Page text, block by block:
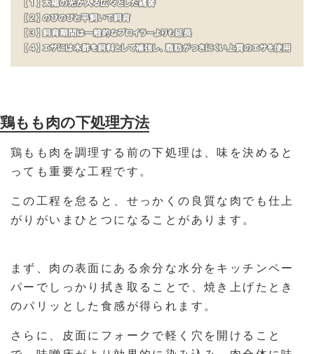
鶏もも肉の下処理方法
鶏もも肉を調理する前の下処理は、味を決めると
っても重要な工程です。
この工程を怠ると、せっかくの良質な肉でも仕上
がりがいまひとつになることがあります。
まず、肉の表面にある余分な水分をキッチンペー
パーでしっかり拭き取ることで、焼き上げたとき
のパリッとした食感が得られます。
さらに、皮面にフォークで軽く穴を開けること